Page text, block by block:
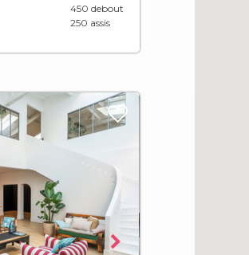
450 debout
250 assis